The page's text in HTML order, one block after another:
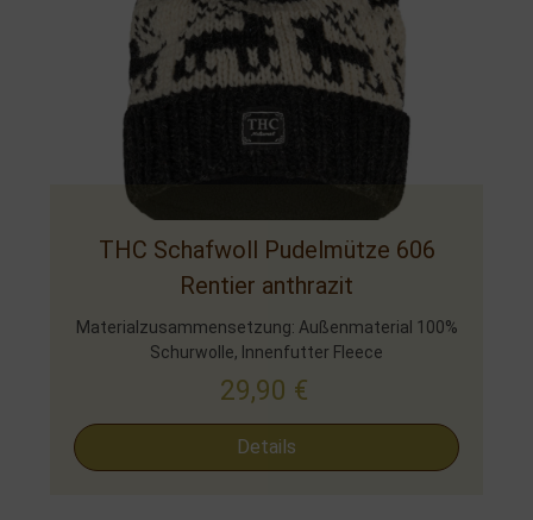
THC Schafwoll Pudelmütze 606
Rentier anthrazit
Materialzusammensetzung: Außenmaterial 100%
Schurwolle, Innenfutter Fleece
29,90 €
Details